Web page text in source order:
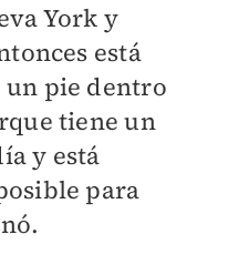
York y
está
un pie dentro
tiene un
y está
para